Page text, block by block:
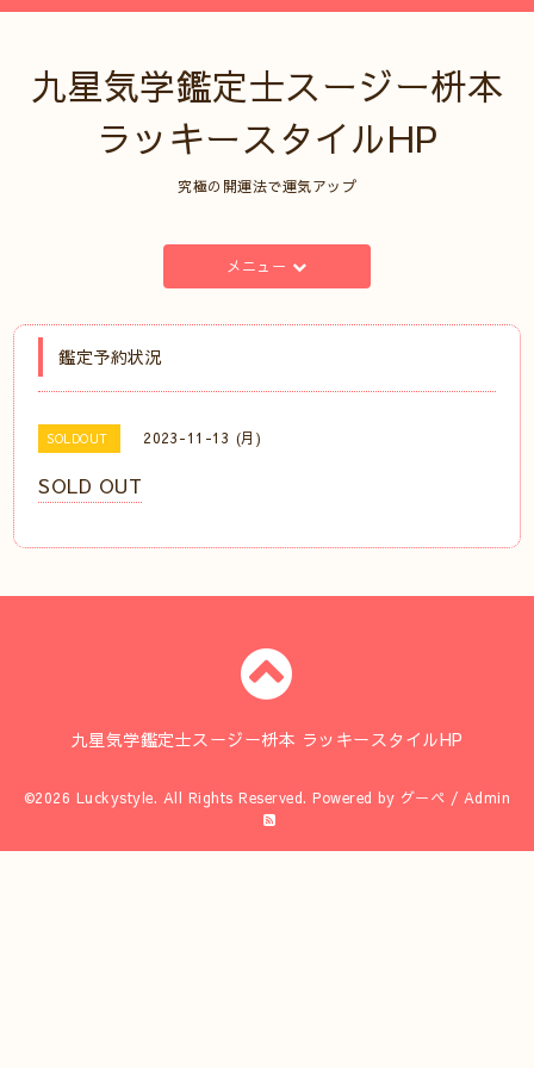
九星気学鑑定士スージー枡本
ラッキースタイルHP
究極の開運法で運気アップ
メニュー
鑑定予約状況
SOLDOUT 2023-11-13 (月)
SOLD OUT
九星気学鑑定士スージー枡本 ラッキースタイルHP
©2026 Luckystyle. All Rights Reserved. Powered by グーペ / Admin